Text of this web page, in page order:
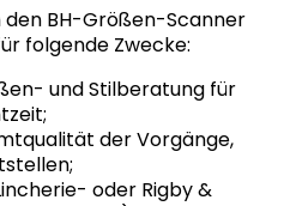
BH-Größen-Scanner
folgende Zwecke:
und Stilberatung für
der Vorgänge,
oder Rigby &